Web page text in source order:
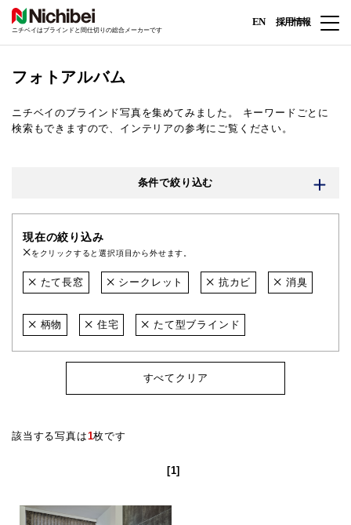
ニチベイはブラインドと間仕切りの総合メーカーです
EN 採用情報
フォトアルバム
ニチベイのブラインド写真を集めてみました。
キーワードごとに
検索もできますので、インテリアの参考にご覧ください。
条件で絞り込む
現在の絞り込み
をクリックすると選択項目から外せます。
たて長窓 シークレット 抗カビ 消臭
柄物 住宅 たて型ブラインド
すべてクリア
該当する写真は1枚です
[1]